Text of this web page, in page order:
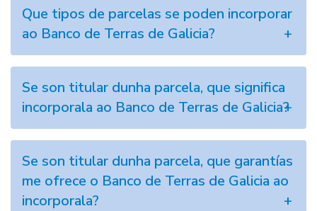
Que tipos de parcelas se poden incorporar
ao Banco de Terras de Galicia?
Se son titular dunha parcela, que significa
incorporala ao Banco de Terras de Galicia?
Se son titular dunha parcela, que garantías
me ofrece o Banco de Terras de Galicia ao
incorporala?